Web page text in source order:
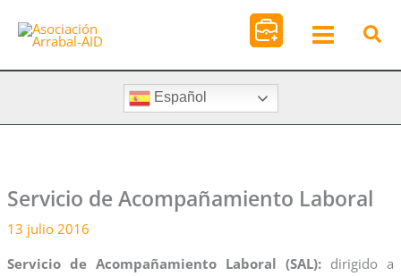
Español
Servicio de Acompañamiento Laboral
13 julio 2016
Servicio de Acompañamiento Laboral (SAL): dirigido a